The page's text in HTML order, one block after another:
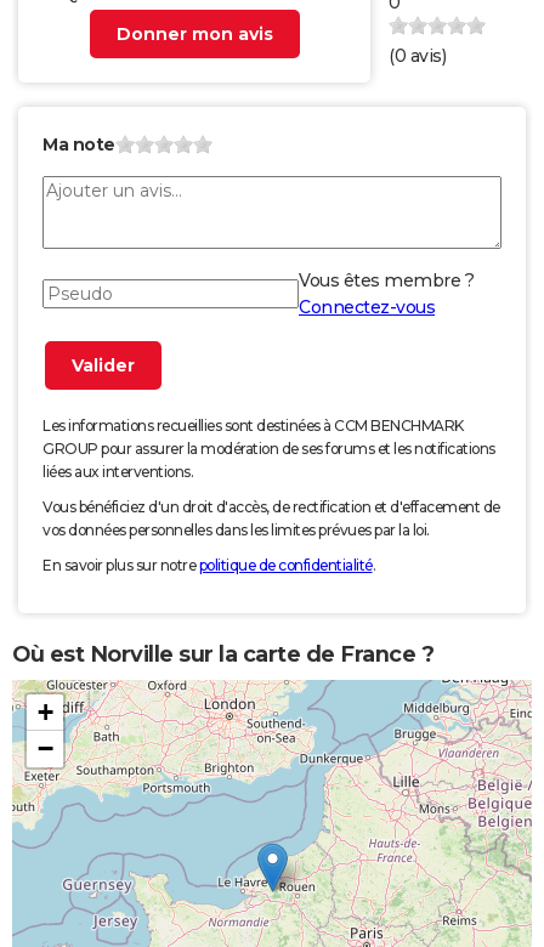
Donner mon avis
(0 avis)
Ma note
Vous êtes membre ?
Connectez-vous
Les informations recueillies sont destinées à CCM BENCHMARK
GROUP pour assurer la modération de ses forums et les notifications
liées aux interventions.
Vous bénéficiez d'un droit d'accès, de rectification et d'effacement de
vos données personnelles dans les limites prévues par la loi.
En savoir plus sur notrepolitique de confidentialité.
Où est Norville sur la carte de France ?
+
−